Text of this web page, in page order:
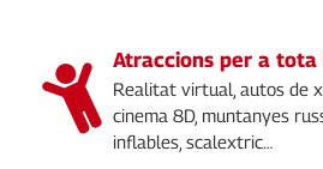
Atraccions per a
Realitat virtual, autos de
cinema 8D, muntanyes
inflables, scalextric…